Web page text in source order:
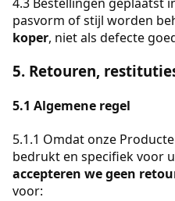
pasvorm of stijl worden
koper, niet als defecte
5. Retouren,
5.1 Algemene regel
5.1.1 Omdat onze
bedrukt en specifiek voor
accepteren we geen
voor: